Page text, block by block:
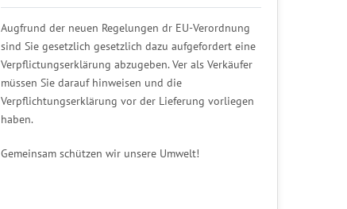
Augfrund der neuen Regelungen dr EU-Verordnung
sind Sie gesetzlich gesetzlich dazu aufgefordert eine
Verpflictungserklärung abzugeben. Ver als Verkäufer
müssen Sie darauf hinweisen und die
Verpflichtungserklärung vor der Lieferung vorliegen
haben.
Gemeinsam schützen wir unsere Umwelt!